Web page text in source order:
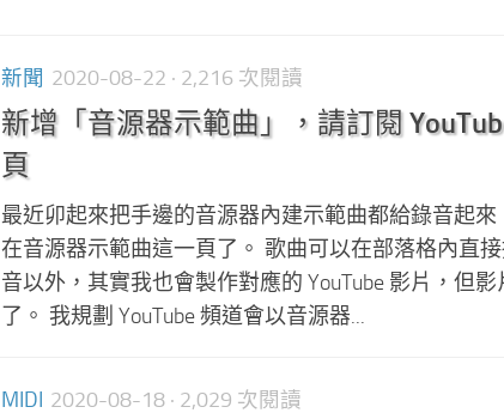
新聞 2020-08-22 · 2,216 次閱讀
新增「音源器示範曲」，請訂閱
頁
最近卯起來把手邊的音源器內建示範曲都給錄音起來
在音源器示範曲這一頁了。 歌曲可以在部落格內直
音以外，其實我也會製作對應的 YouTube 影片，但
了。 我規劃 YouTube 頻道會以音源器...
MIDI 2020-08-18 · 2,029 次閱讀